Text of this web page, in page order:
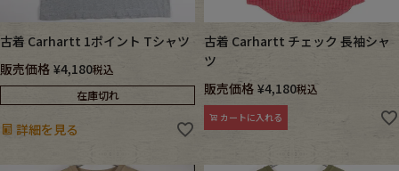
古着 Carhartt 1ポイント Tシャツ
販売価格 ¥4,180税込
在庫切れ
詳細を見る
古着 Carhartt チェック 長袖シャ
ツ
販売価格 ¥4,180税込
カートに入れる